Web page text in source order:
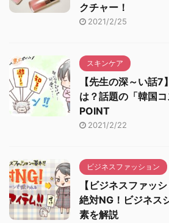
クチャー！
2021/2/25
スキンケア
【先生の深～い話
は？話題の「韓国
POINT
2021/2/22
ビジネスファッション
【ビジネスファッ
絶対NG！ビジネス
素を解説